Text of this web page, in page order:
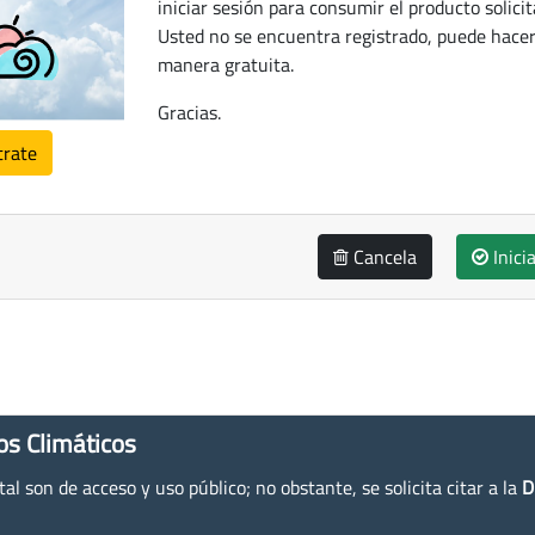
iniciar sesión para consumir el producto
Usted no se encuentra registrado, puede
manera gratuita.
Gracias.
Cancela
Climáticos
son de acceso y uso público; no obstante, se solicita citar a la